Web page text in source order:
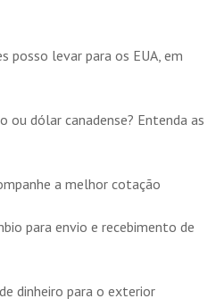
posso levar para os EUA, em
ou dólar canadense? Entenda as
a melhor cotação
para envio e recebimento de
dinheiro para o exterior